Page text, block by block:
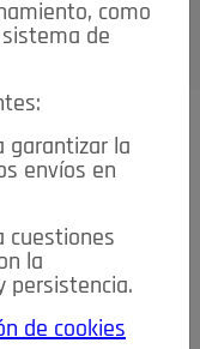
Pozuelo de Alarcón
como
de
garantizar la
envíos en
cuestiones
la
persistencia.
de cookies